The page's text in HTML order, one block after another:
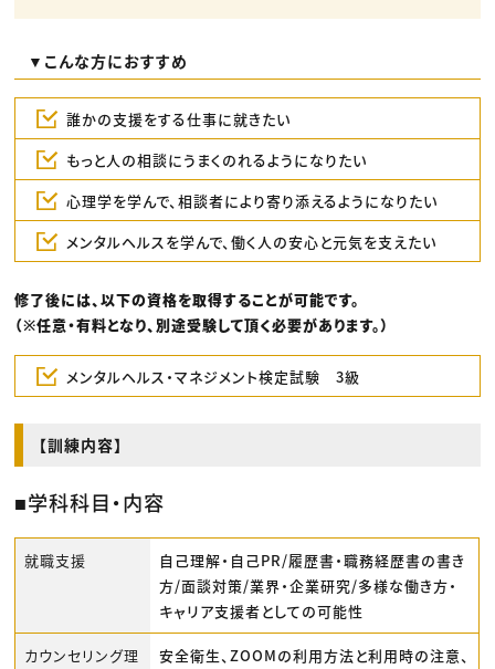
▼こんな方におすすめ
誰かの支援をする仕事に就きたい
もっと人の相談にうまくのれるようになりたい
心理学を学んで、相談者により寄り添えるようになりたい
メンタルヘルスを学んで、働く人の安心と元気を支えたい
修了後には、以下の資格を取得することが可能です。
（※任意・有料となり、別途受験して頂く必要があります。）
メンタルヘルス・マネジメント検定試験 3級
【訓練内容】
■学科科目・内容
就職支援
自己理解・自己PR/履歴書・職務経歴書の書き
方/面談対策/業界・企業研究/多様な働き方・
キャリア支援者としての可能性
カウンセリング理
安全衛生、ZOOMの利用方法と利用時の注意、